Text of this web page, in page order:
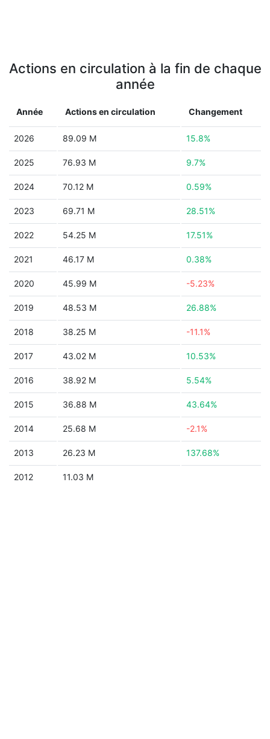
Actions en circulation à la fin de chaque
année
Année Actions en circulation Changement
2026 89.09 M 15.8%
2025 76.93 M 9.7%
2024 70.12 M 0.59%
2023 69.71 M 28.51%
2022 54.25 M 17.51%
2021 46.17 M 0.38%
2020 45.99 M -5.23%
2019 48.53 M 26.88%
2018 38.25 M -11.1%
2017 43.02 M 10.53%
2016 38.92 M 5.54%
2015 36.88 M 43.64%
2014 25.68 M -2.1%
2013 26.23 M 137.68%
2012 11.03 M